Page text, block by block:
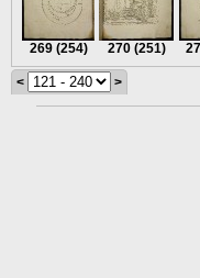
269 (254) 270 (251)
< >